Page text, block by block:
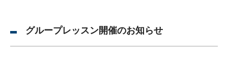
グループレッスン開催のお知らせ